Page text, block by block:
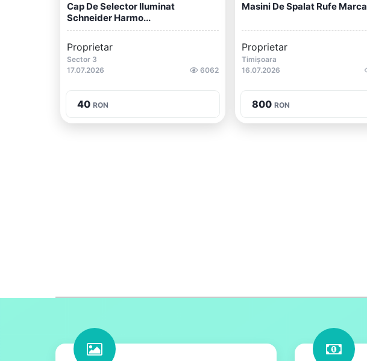
Cap De Selector Iluminat
Schneider Harmo...
Proprietar
Sector 3
17.07.2026
6062
40 RON
Masini De Spalat Rufe
Proprietar
Timișoara
16.07.2026
800 RON